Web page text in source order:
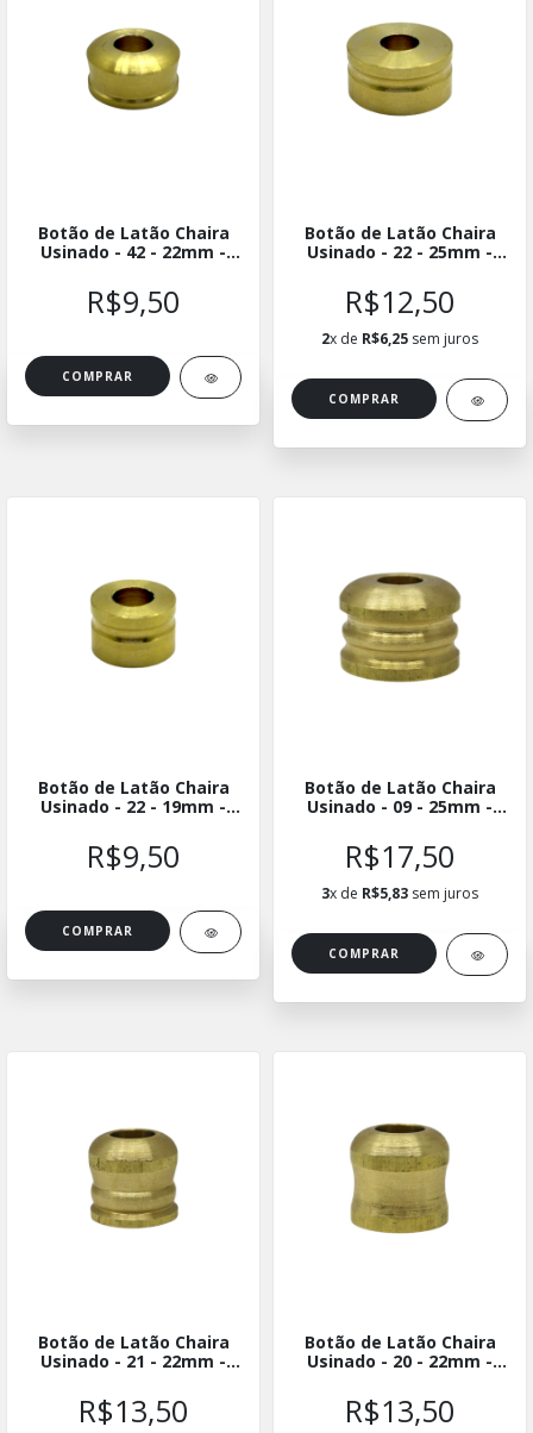
Botão de Latão Chaira
Usinado - 42 - 22mm -
R$9,50
Botão de Latão Chaira
Usinado - 22 - 25mm -
R$12,50
2x de R$6,25 sem juros
Botão de Latão Chaira
Usinado - 22 - 19mm -
R$9,50
Botão de Latão Chaira
Usinado - 09 - 25mm -
R$17,50
3x de R$5,83 sem juros
Botão de Latão Chaira
Usinado - 21 - 22mm -
R$13,50
Botão de Latão Chaira
Usinado - 20 - 22mm -
R$13,50